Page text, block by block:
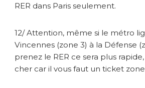
RER dans Paris seulement.
12/ Attention, même si le métro
Vincennes (zone 3) à la Défense
prenez le RER ce sera plus
cher car il vous faut un ticket